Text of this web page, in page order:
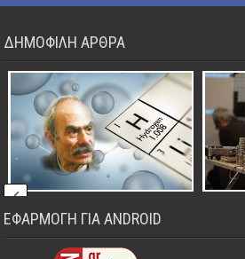
ΔΗΜΟΦΙΛΗ ΑΡΘΡΑ
ΕΦΑΡΜΟΓΗ ΓΙΑ ANDROID